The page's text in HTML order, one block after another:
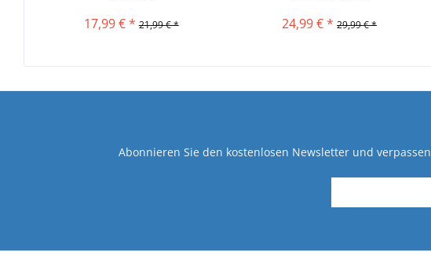
17,99 € * 21,99 € * 24,99 € * 29,99 € *
Abonnieren Sie den kostenlosen Newsletter und